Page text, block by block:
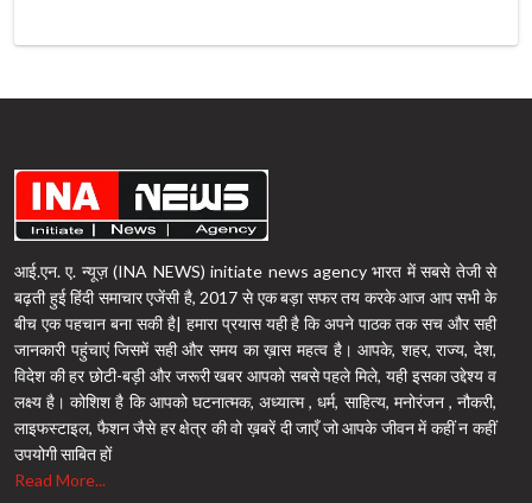
आई.एन. ए. न्यूज़ (INA NEWS) initiate news agency भारत में सबसे तेजी से
बढ़ती हुई हिंदी समाचार एजेंसी है, 2017 से एक बड़ा सफर तय करके आज आप सभी के
बीच एक पहचान बना सकी है| हमारा प्रयास यही है कि अपने पाठक तक सच और सही
जानकारी पहुंचाएं जिसमें सही और समय का ख़ास महत्व है। आपके, शहर, राज्य, देश,
विदेश की हर छोटी-बड़ी और जरूरी खबर आपको सबसे पहले मिले, यही इसका उद्देश्य व
लक्ष्य है। कोशिश है कि आपको घटनात्मक, अध्यात्म , धर्म, साहित्य, मनोरंजन , नौकरी,
लाइफस्टाइल, फैशन जैसे हर क्षेत्र की वो ख़बरें दी जाएँ जो आपके जीवन में कहीं न कहीं
उपयोगी साबित हों
Read More...